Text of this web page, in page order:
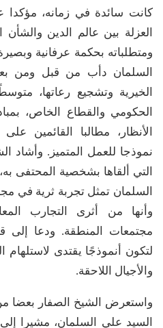
كانت سائدة في زمانه،
العزلة بين عالم الدين والشأن
ومتطلباته بحكمة عرفانية
السلمان دأب من قبل ومن
الخيرية وتشجيع رعاتها،
الحكومي والقطاع الخاص،
الأنظار، مطالبا القائمين
نموذجا للعمل المتميز. وأشاد
التي ألقاها بشخصية المحتفى
السلمان تمثل تجربة ثرية في
وأنها من أثرى التجارب
مجتمعات المنطقة. ودعا إلى
لتكون أنموذجًا يقتدى لاستلهام
والأجيال اللاحقة.
واستعرض الشيخ الصفار بعضا
السيد علي السلمان، مشيرا